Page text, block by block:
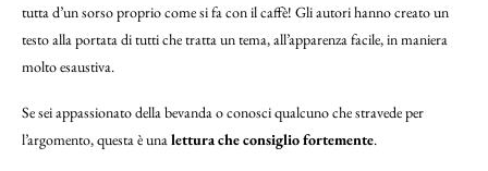
tutta d’un sorso proprio come si fa con il caffè! Gli autori hanno creato un
testo alla portata di tutti che tratta un tema, all’apparenza facile, in maniera
molto esaustiva.
Se sei appassionato della bevanda o conosci qualcuno che stravede per
l’argomento, questa è unalettura che consiglio fortemente.